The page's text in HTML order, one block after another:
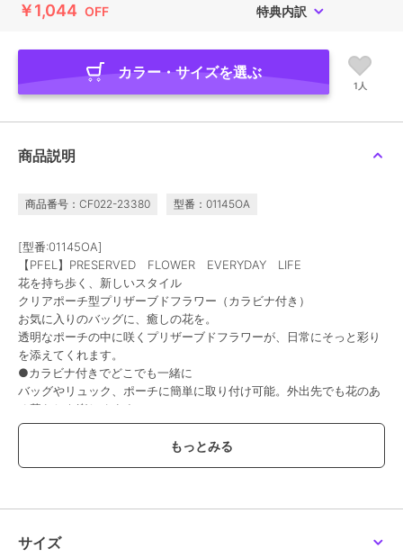
￥1,044 OFF 特典内訳
カラー・サイズを選ぶ
1人
商品説明
商品番号：CF022-23380 型番：01145OA
[型番:01145OA]
【PFEL】PRESERVED FLOWER EVERYDAY LIFE
花を持ち歩く、新しいスタイル
クリアポーチ型プリザーブドフラワー（カラビナ付き）
お気に入りのバッグに、癒しの花を。
透明なポーチの中に咲くプリザーブドフラワーが、日常にそっと彩り
を添えてくれます。
●カラビナ付きでどこでも一緒に
バッグやリュック、ポーチに簡単に取り付け可能。外出先でも花のあ
る暮らしを楽しめます。
●水やり不要のプリザーブドフラワー
本物の花の美しさを長くキープ。お手入れ不要で、いつでもフレッシ
ュな印象に。
「花を飾る」から「花を持ち歩く」へ。
新しいライフスタイルを、あなたの毎日に。
サイズ